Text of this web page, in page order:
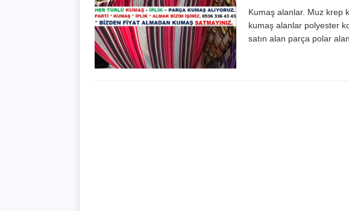
Kumaş alanlar. Muz krep
kumaş alanlar polyester
satın alan parça polar